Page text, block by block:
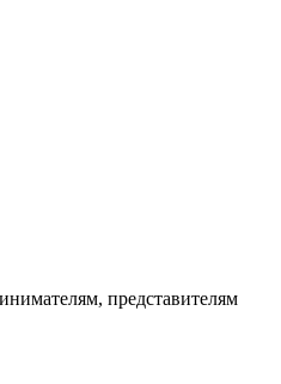
представителям